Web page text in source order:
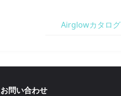
Airglowカタログ
お問い合わせ